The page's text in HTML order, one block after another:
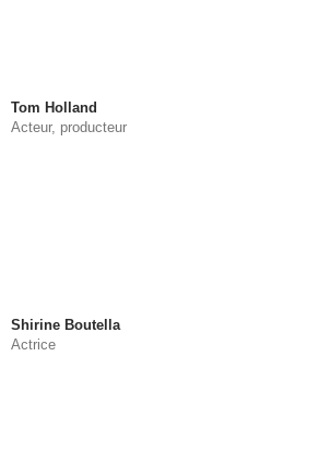
Tom Holland
Acteur, producteur
Shirine Boutella
Actrice